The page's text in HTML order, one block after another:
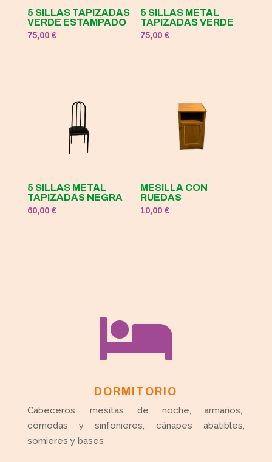
5 SILLAS TAPIZADAS
VERDE ESTAMPADO
75,00 €
5 SILLAS METAL
TAPIZADAS VERDE
75,00€
5 SILLAS METAL
TAPIZADAS NEGRA
60,00 €
MESILLA CON
RUEDAS
10,00€

DORMITORIO
Cabeceros, mesitas de noche, armarios,
cómodas y sinfonieres, cánapes abatibles,
somieres y bases